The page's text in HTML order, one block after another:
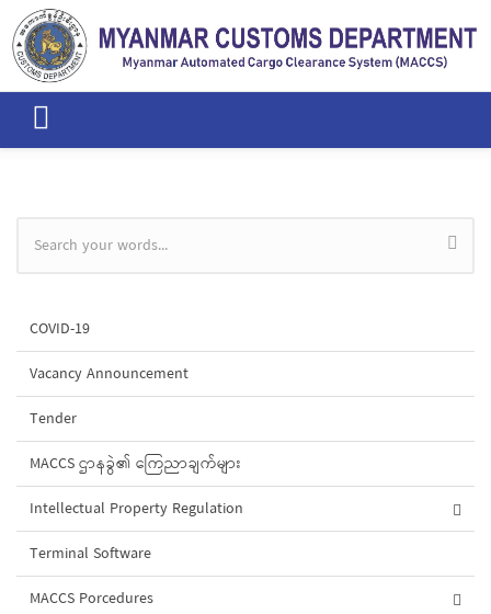
Skip to main content
Search form
COVID-19
Vacancy Announcement
Tender
MACCS ဌာနခွဲ၏ ကြေညာချက်များ
Intellectual Property Regulation
Terminal Software
MACCS Porcedures